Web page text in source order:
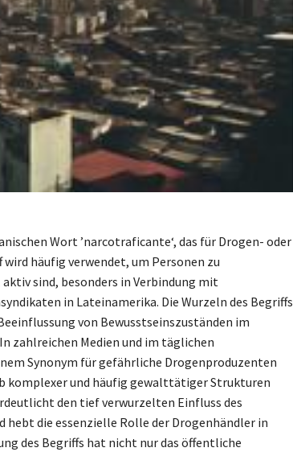
Wort ’narcotraficante‘, das für Drogen- oder
häufig verwendet, um Personen zu
sind, besonders in Verbindung mit
in Lateinamerika. Die Wurzeln des Begriffs
von Bewusstseinszuständen im
zahlreichen Medien und im täglichen
Synonym für gefährliche Drogenproduzenten
komplexer und häufig gewalttätiger Strukturen
den tief verwurzelten Einfluss des
hebt die essenzielle Rolle der Drogenhändler in
des Begriffs hat nicht nur das öffentliche